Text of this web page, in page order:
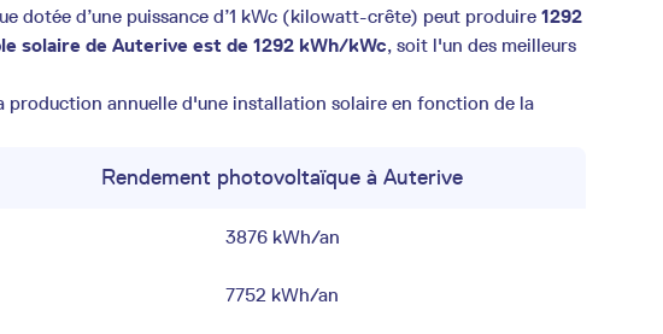
dotée d’une puissance d’1 kWc (kilowatt-crête) peut produire 1292
solaire de Auterive est de 1292 kWh/kWc, soit l'un des meilleurs
annuelle d'une installation solaire en fonction de la
Rendement photovoltaïque à Auterive
3876 kWh/an
7752 kWh/an